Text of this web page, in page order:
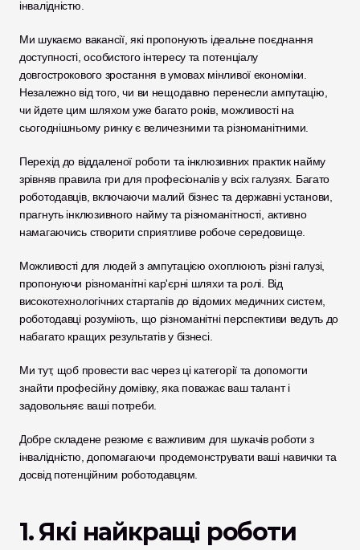
інвалідністю.
Ми шукаємо вакансії, які пропонують ідеальне поєднання
доступності, особистого інтересу та потенціалу
довгострокового зростання в умовах мінливої економіки.
Незалежно від того, чи ви нещодавно перенесли ампутацію,
чи йдете цим шляхом уже багато років, можливості на
сьогоднішньому ринку є величезними та різноманітними.
Перехід до віддаленої роботи та інклюзивних практик найму
зрівняв правила гри для професіоналів у всіх галузях. Багато
роботодавців, включаючи малий бізнес та державні установи,
прагнуть інклюзивного найму та різноманітності, активно
намагаючись створити сприятливе робоче середовище.
Можливості для людей з ампутацією охоплюють різні галузі,
пропонуючи різноманітні кар'єрні шляхи та ролі. Від
високотехнологічних стартапів до відомих медичних систем,
роботодавці розуміють, що різноманітні перспективи ведуть до
набагато кращих результатів у бізнесі.
Ми тут, щоб провести вас через ці категорії та допомогти
знайти професійну домівку, яка поважає ваш талант і
задовольняє ваші потреби.
Добре складене резюме є важливим для шукачів роботи з
інвалідністю, допомагаючи продемонструвати ваші навички та
досвід потенційним роботодавцям.
1. Які найкращі роботи